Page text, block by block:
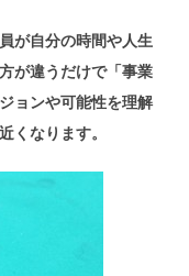
が自分の時間や人生
が違うだけで「事業
ョンや可能性を理解
くなります。